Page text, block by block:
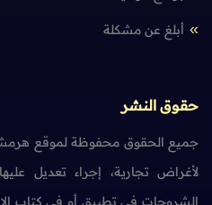
أبلغ عن مشكلة
حقوق النشر
جميع الحقوق محفوظة لموقع
لأغراض تجارية، إجراء تعديل
الشروحات في تطبيق أو في كتاب